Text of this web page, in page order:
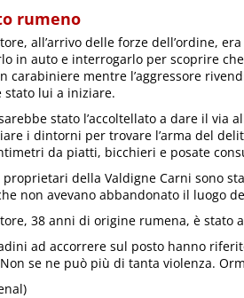
rumeno
all’arrivo delle forze dell’ordine,
in auto e interrogarlo per scoprire
carabiniere mentre l’aggressore
stato lui a iniziare.
stato l’accoltellato a dare il
i dintorni per trovare l’arma del
da piatti, bicchieri e posate
proprietari della Valdigne Carni sono
non avevano abbandonato il luogo
38 anni di origine rumena, è stato
ad accorrere sul posto hanno
se ne può più di tanta violenza.